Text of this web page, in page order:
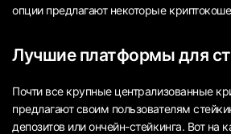
опции предлагают некоторые
Лучшие платформы для
Почти все крупные централизованные
предлагают своим пользователям
депозитов или ончейн-стейкинга. Вот на